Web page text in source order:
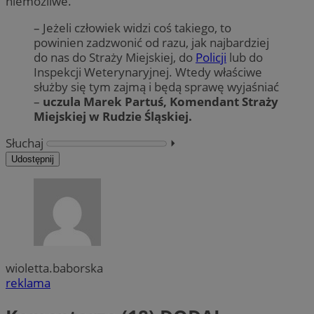
– Jeżeli człowiek widzi coś takiego, to
powinien zadzwonić od razu, jak najbardziej
do nas do Straży Miejskiej, do Policji lub do
Inspekcji Weterynaryjnej. Wtedy właściwe
służby się tym zajmą i będą sprawę wyjaśniać
– uczula Marek Partuś, Komendant Straży
Miejskiej w Rudzie Śląskiej.
Słuchaj
⏵︎
Udostępnij
wioletta.baborska
reklama